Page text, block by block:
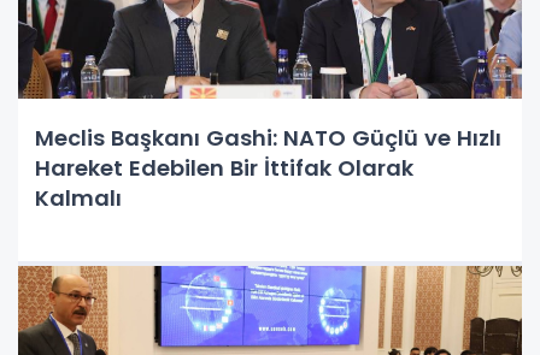
Meclis Başkanı Gashi: NATO Güçlü ve Hızlı
Hareket Edebilen Bir İttifak Olarak
Kalmalı